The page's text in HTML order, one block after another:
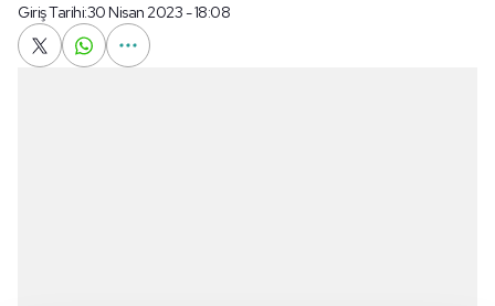
Giriş Tarihi:30 Nisan 2023 - 18:08